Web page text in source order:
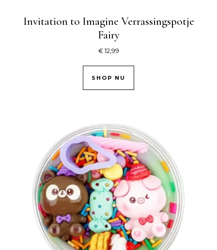
Invitation to Imagine Verrassingspotje
Fairy
€12,99
SHOP NU